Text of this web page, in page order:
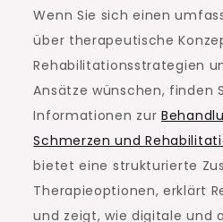
Wenn Sie sich einen
über therapeutische
Rehabilitationsstrategien
Ansätze wünschen, finden
Informationen zur
Schmerzen und
bietet eine strukturierte
Therapieoptionen, erklärt
und zeigt, wie digitale und